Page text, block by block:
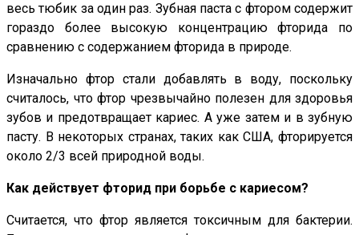
весь тюбик за один раз. Зубная паста с фтором содержит
гораздо более высокую концентрацию фторида по
сравнению с содержанием фторида в природе.
Изначально фтор стали добавлять в воду, поскольку
считалось, что фтор чрезвычайно полезен для здоровья
зубов и предотвращает кариес. А уже затем и в зубную
пасту. В некоторых странах, таких как США, фторируется
около 2/3 всей природной воды.
Как действует фторид при борьбе с кариесом?
Считается, что фтор является токсичным для бактерии.